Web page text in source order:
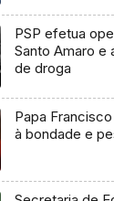
PSP efetua
Santo Amaro e
de droga
Papa
à bondade e